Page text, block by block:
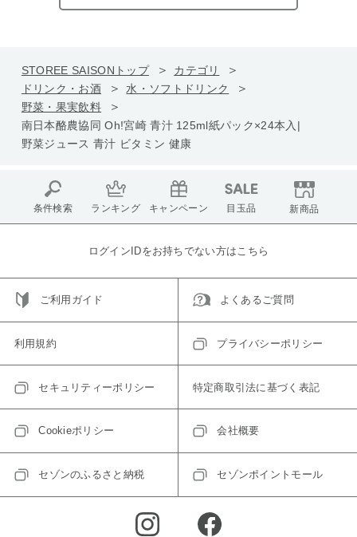
STOREE SAISONトップ
カテゴリ
ドリンク・お酒
水・ソフトドリンク
野菜・果実飲料
南日本酪農協同 Oh!宮崎 青汁 125ml紙パック×24本入|
野菜ジュース 青汁 ビタミン 健康
条件検索 ランキング キャンペーン 目玉品 新商品
ログインIDをお持ちでない方はこちら
ご利用ガイド よくあるご質問
利用規約 プライバシーポリシー
セキュリティーポリシー 特定商取引法に基づく表記
Cookieポリシー 会社概要
セゾンのふるさと納税 セゾンポイントモール